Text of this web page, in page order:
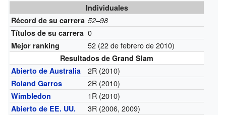
Individuales
Récord de su carrera 52–98
Títulos de su carrera 0
Mejor ranking 52 (22 de febrero de 2010)
Resultados de Grand Slam
Abierto de Australia
2R (2010)
Roland Garros 2R (2010)
Wimbledon 1R (2010)
Abierto de EE. UU. 3R (2006, 2009)